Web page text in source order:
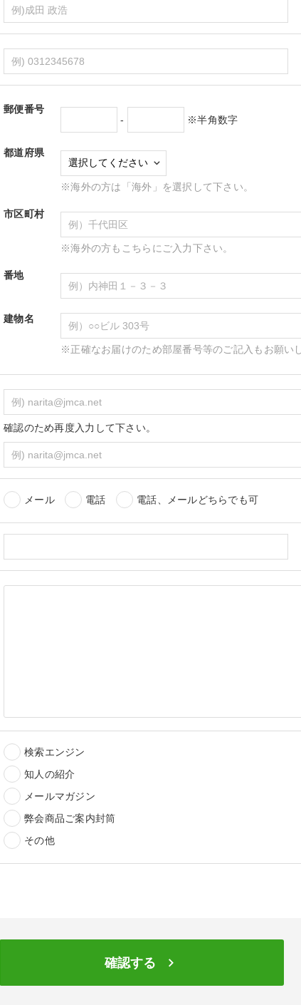
郵便番号
-
※半角数字
都道府県
※海外の方は「海外」を選択して下さい。
市区町村
※海外の方もこちらにご入力下さい。
番地
建物名
※正確なお届けのため部屋番号等のご記入もお願い
確認のため再度入力して下さい。
メール 電話 電話、メールどちらでも可
検索エンジン
知人の紹介
メールマガジン
弊会商品ご案内封筒
その他
確認する keyboard_arrow_right